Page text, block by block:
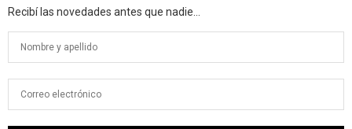
Recibí las novedades antes que nadie...